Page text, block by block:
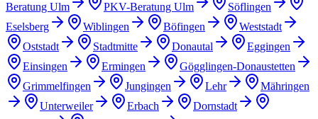
Beratung Ulm
PKV-Beratung Ulm
Söflingen
Eselsberg
Wiblingen Böfingen
Weststadt
Oststadt
Stadtmitte Donautal
Eggingen
Einsingen
Ermingen
Gögglingen-Donaustetten
Grimmelfingen
Jungingen Lehr
Mähringen
Unterweiler
Erbach
Dornstadt